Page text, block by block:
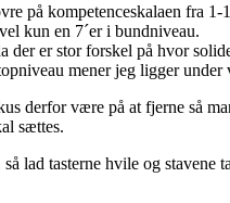
på kompetenceskalaen fra
kun en 7´er i bundniveau.
er stor forskel på hvor
mener jeg ligger
derfor være på at fjerne så
sættes.
lad tasterne hvile og